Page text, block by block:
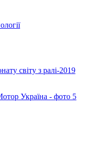
світу з ралі-2019